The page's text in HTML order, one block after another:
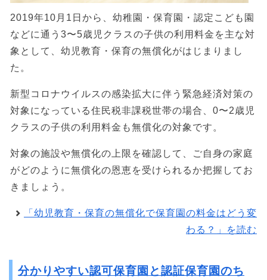
2019年10月1日から、幼稚園・保育園・認定こども園
などに通う3〜5歳児クラスの子供の利用料金を主な対
象として、幼児教育・保育の無償化がはじまりまし
た。
新型コロナウイルスの感染拡大に伴う緊急経済対策の
対象になっている住民税非課税世帯の場合、0〜2歳児
クラスの子供の利用料金も無償化の対象です。
対象の施設や無償化の上限を確認して、ご自身の家庭
がどのように無償化の恩恵を受けられるか把握してお
きましょう。
「幼児教育・保育の無償化で保育園の料金はどう変
わる？」を読む
分かりやすい認可保育園と認証保育園のち